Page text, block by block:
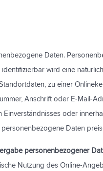
Daten.
identifizierbar wird eine
zu einer
Anschrift oder E-Mail-
oder
Daten
personenbezogener
Nutzung des Online-